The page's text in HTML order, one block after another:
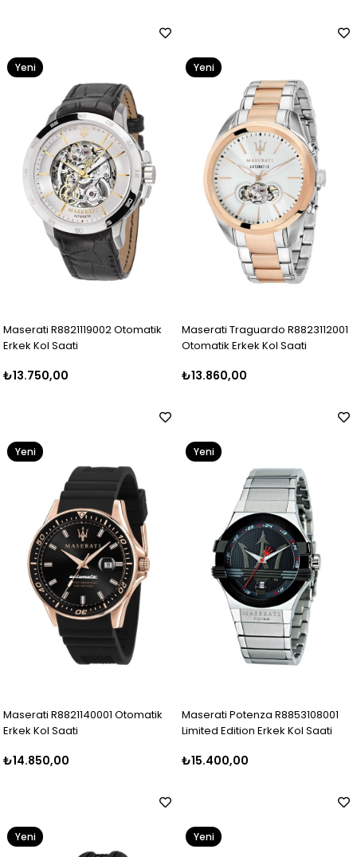
Maserati R8821119002 Otomatik
Erkek Kol Saati
₺13.750,00
Yeni
Maserati Traguardo R8823112001
Otomatik Erkek Kol Saati
₺13.860,00
Yeni
Maserati R8821140001 Otomatik
Erkek Kol Saati
₺14.850,00
Yeni
Maserati Potenza R8853108001
Limited Edition Erkek Kol Saati
₺15.400,00
Yeni
Yeni
Yeni